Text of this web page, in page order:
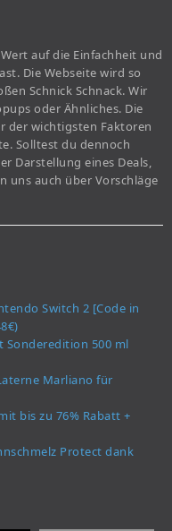
auf die Einfachheit und
Die Webseite wird so
Schnick Schnack. Wir
oder Ähnliches. Die
der wichtigsten Faktoren
Solltest du dennoch
Darstellung eines Deals,
uns auch über Vorschläge
Switch 2 [Code in
Sonderedition 500 ml
Marliano für
bis zu 76% Rabatt +
Protect dank